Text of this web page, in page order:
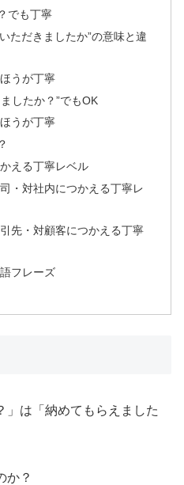
でも丁寧
ただきましたか”の意味と違
うが丁寧
したか？”でもOK
うが丁寧
える丁寧レベル
・対社内につかえる丁寧レ
先・対顧客につかえる丁寧
フレーズ
」は「納めてもらえました
か？